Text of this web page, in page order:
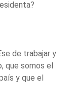
de trabajar y
que somos el
y que el